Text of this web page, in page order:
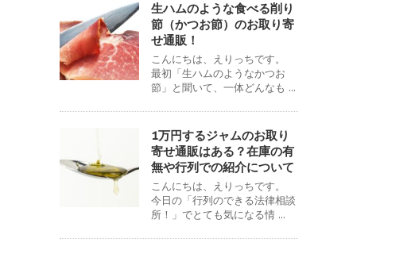
生ハムのような食べる削り
節（かつお節）のお取り寄
せ通販！
こんにちは、えりっちです。
最初「生ハムのようなかつお
節」と聞いて、一体どんなも ...
1万円するジャムのお取り
寄せ通販はある？在庫の有
無や行列での紹介について
こんにちは、えりっちです。
今日の「行列のできる法律相談
所！」でとても気になる情 ...